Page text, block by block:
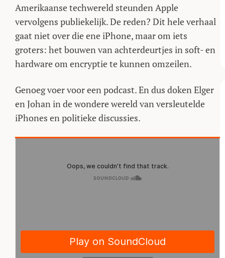
Amerikaanse techwereld steunden Apple
vervolgens publiekelijk. De reden? Dit hele verhaal
gaat niet over die ene iPhone, maar om iets
groters: het bouwen van achterdeurtjes in soft- en
hardware om encryptie te kunnen omzeilen.
Genoeg voer voor een podcast. En dus doken Elger
en Johan in de wondere wereld van versleutelde
iPhones en politieke discussies.